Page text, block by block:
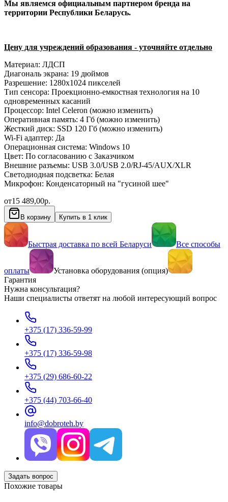
Мы являемся официальным партнером бренда на
территории Республики Беларусь.
Цену для учреждений образования - уточняйте отдельно
Материал: ЛДСП
Диагональ экрана: 19 дюймов
Разрешение: 1280х1024 пикселей
Тип сенсора: Проекционно-емкостная технология на 10
одновременных касаний
Процессор: Intel Celeron (можно изменить)
Оперативная память: 4 Гб (можно изменить)
Жесткий диск: SSD 120 Гб (можно изменить)
Wi-Fi адаптер: Да
Операционная система: Windows 10
Цвет: По согласованию с Заказчиком
Внешние разъемы: USB 3.0/USB 2.0/RJ-45/AUX/XLR
Светодиодная подсветка: Белая
Микрофон: Конденсаторный на "гусиной шее"
от15 489,00р.
В корзину Купить в 1 клик
Быстрая доставка по всей Беларуси Все способы
оплаты
Установка оборудования (опция)
Гарантия
Нужна консультация?
Наши специалисты ответят на любой интересующий вопрос
+375 (17) 336-59-99
+375 (17) 336-59-98
+375 (29) 686-60-22
+375 (44) 703-66-40
info@dobroteh.by
Задать вопрос
Похожие товары